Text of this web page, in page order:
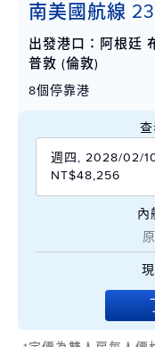
南美國航線
出發港口：阿根廷
普敦 (倫敦)
8個停靠港
查
週四, 2028/02/
NT$48,256
內